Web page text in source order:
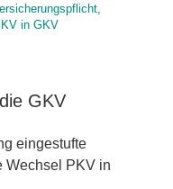
in GKV
GKV
eingestufte
Wechsel PKV in